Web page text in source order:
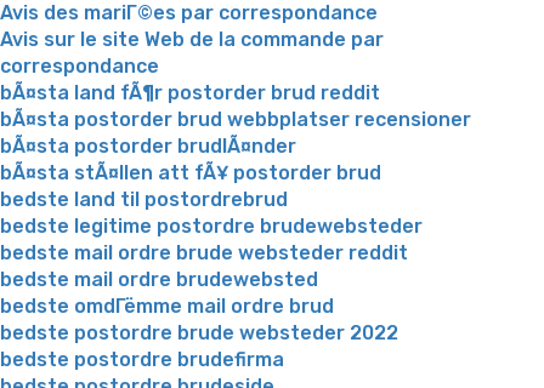
Avis des mariГ©es par correspondance
Avis sur le site Web de la commande par
correspondance
bÃ¤sta land fÃ¶r postorder brud reddit
bÃ¤sta postorder brud webbplatser recensioner
bÃ¤sta postorder brudlÃ¤nder
bÃ¤sta stÃ¤llen att fÃ¥ postorder brud
bedste land til postordrebrud
bedste legitime postordre brudewebsteder
bedste mail ordre brude websteder reddit
bedste mail ordre brudewebsted
bedste omdГёmme mail ordre brud
bedste postordre brude websteder 2022
bedste postordre brudefirma